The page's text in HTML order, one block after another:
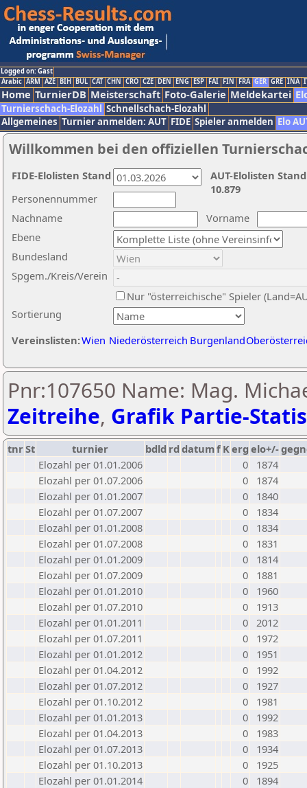
Logged on: Gast
Arabic ARM AZE BIH BUL CAT CHN CRO CZE DEN ENG ESP FAI FIN FRA GER GRE INA
Home TurnierDB Meisterschaft Foto-Galerie Meldekartei
Turnierschach-Elozahl Schnellschach-Elozahl
Allgemeines Turnier anmelden: AUT FIDE Spieler anmelden Elo
Willkommen bei den offiziellen
Nachname
Vorname
Ebene
Sortierung
Personennummer
Bundesland
Spgem./Kreis/Verein
Nur "österreichische" Spieler
Vereinslisten:Wien Niederösterreich Burgenland
AUT-Elolisten
10.879
FIDE-Elolisten Stand
Pnr:107650 Name: Mag.
Zeitreihe, Grafik Partie-
tnrSt turnier bdld rd datumf Kerg elo+/-
Elozahl per 01.01.2006
0
1874
Elozahl per 01.07.2006
0
1874
Elozahl per 01.01.2007
0
1840
Elozahl per 01.07.2007
0
1834
Elozahl per 01.01.2008
0
1834
Elozahl per 01.07.2008
0
1831
Elozahl per 01.01.2009
0
1814
Elozahl per 01.07.2009
0
1881
Elozahl per 01.01.2010
0
1960
Elozahl per 01.07.2010
0
1913
Elozahl per 01.01.2011
0 2012
Elozahl per 01.07.2011
0
1972
Elozahl per 01.01.2012
0
1951
Elozahl per 01.04.2012
0
1992
Elozahl per 01.07.2012
0
1927
Elozahl per 01.10.2012
0
1981
Elozahl per 01.01.2013
0
1992
Elozahl per 01.04.2013
0
1983
Elozahl per 01.07.2013
0
1934
Elozahl per 01.10.2013
0
1925
Elozahl per 01.01.2014
0
1894